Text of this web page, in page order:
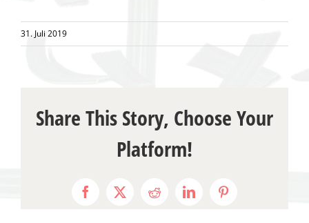
31. Juli 2019
Share This Story, Choose Your
Platform!
Facebook
X RedditLinkedInPinterest